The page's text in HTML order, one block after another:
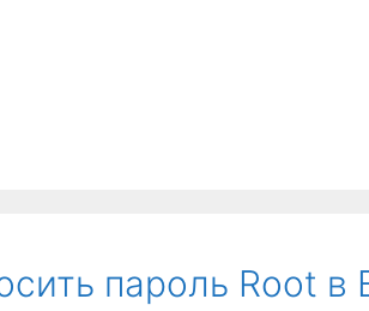
пароль Root в